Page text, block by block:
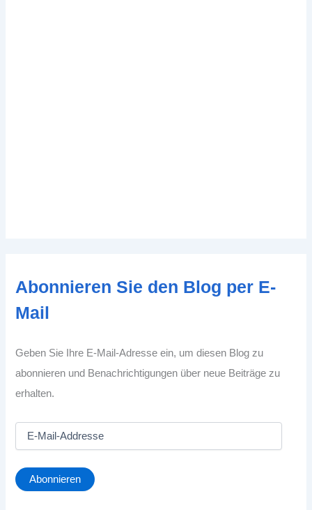
Abonnieren Sie den Blog per E-
Mail
Geben Sie Ihre E-Mail-Adresse ein, um diesen Blog zu
abonnieren und Benachrichtigungen über neue Beiträge zu
erhalten.
E
a
i
Abonnieren